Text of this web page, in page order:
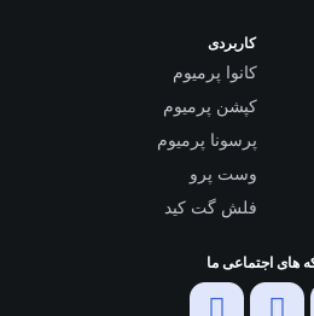
کاربردی
کانوا پرمیوم
کپشن پرمیوم
پرسونا پرمیوم
وست پرو
فلش گت کید
های اجتماعی ما